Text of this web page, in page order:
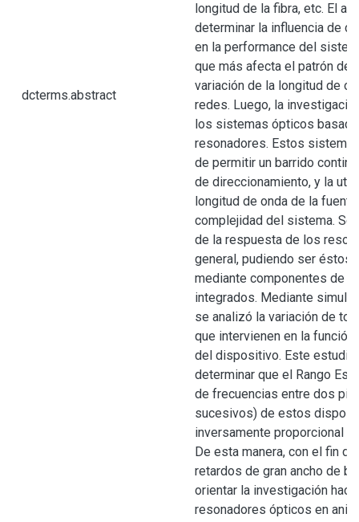
dcterms.abstract
longitud de la fibra, etc. El
determinar la influencia de
en la performance del
que más afecta el patrón de
variación de la longitud de
redes. Luego, la
los sistemas ópticos
resonadores. Estos
de permitir un barrido
de direccionamiento, y la
longitud de onda de la
complejidad del sistema. Se
de la respuesta de los
general, pudiendo ser éstos
mediante componentes de
integrados. Mediante
se analizó la variación de
que intervienen en la
del dispositivo. Este
determinar que el Rango
de frecuencias entre dos
sucesivos) de estos
inversamente proporcional
De esta manera, con el fin
retardos de gran ancho de
orientar la investigación
resonadores ópticos en